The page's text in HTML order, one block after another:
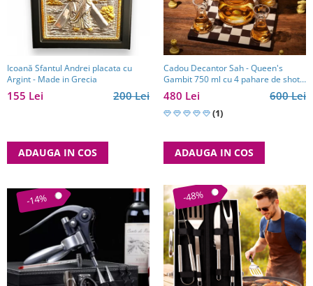
Icoană Sfantul Andrei placata cu
Argint - Made in Grecia
200 Lei
155 Lei
ADAUGA IN COS
Cadou Decantor Sah - Queen's
Gambit 750 ml cu 4 pahare de shot
Kitchen
600 Lei
480 Lei
(1)
ADAUGA IN COS
-14% -48%